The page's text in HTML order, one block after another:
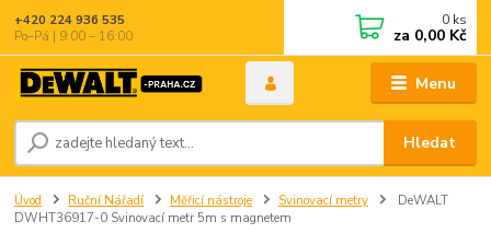
Menu
Hledat
+420 224 936 535
Po–Pá | 9:00 – 16:00
0 ks
za 0,00 Kč
Úvod Ruční Nářadí Měřicí nástroje Svinovací metry
DeWALT
DWHT36917-0 Svinovací metr 5m s magnetem